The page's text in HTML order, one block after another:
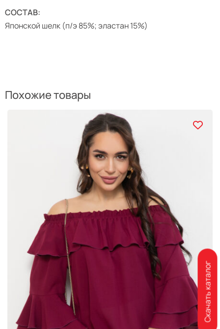
СОСТАВ:
Японской шелк (п/э 85%; эластан 15%)
Похожие товары
Скачать каталог